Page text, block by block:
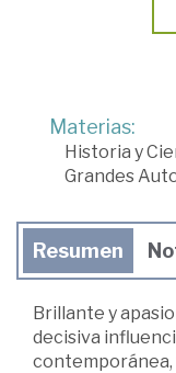
Materias:
Historia y
Grandes
Resumen
Brillante y
decisiva
contemporánea,